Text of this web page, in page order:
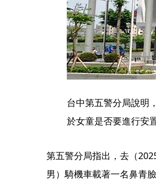
台中第五警分局說明
於女童是否要進行安
第五警分局指出，去（
男）騎機車載著一名鼻青